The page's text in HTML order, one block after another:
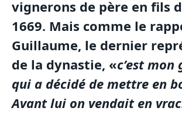
vignerons de père en fils
1669. Mais comme le
Guillaume, le dernier
de la dynastie, «c’est mon
qui a décidé de mettre en
Avant lui on vendait en